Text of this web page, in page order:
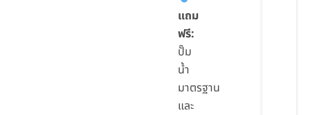
แถม
ฟรี:
ปั๊ม
น้ำ
มาตรฐาน
และ